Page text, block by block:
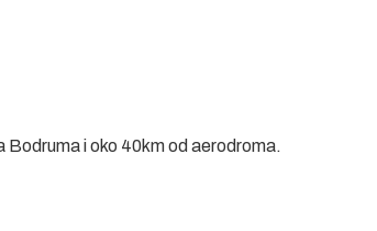
i oko 40km od aerodroma.